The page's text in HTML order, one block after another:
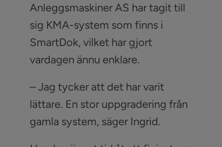
Anleggsmaskiner AS har tagit till
sig KMA-system som finns i
SmartDok, vilket har gjort
vardagen ännu enklare.
– Jag tycker att det har varit
lättare. En stor uppgradering från
gamla system, säger Ingrid.